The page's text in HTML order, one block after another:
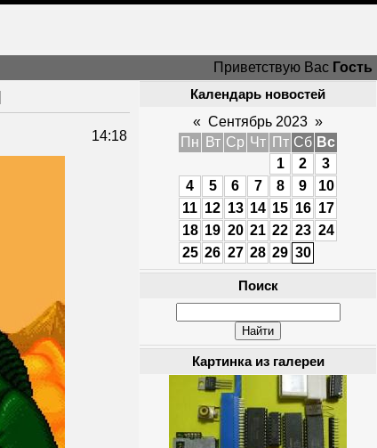
Приветствую Вас Гость
14:18
Календарь новостей
« Сентябрь 2023 »
Пн
Вт Ср Чт Пт Сб Вс
1
2
3
4
5 6 7 8 9
10
11 12 13 14 15 16 17
18 19 20 21 22 23 24
25 26 27 28 29 30
Поиск
Картинка из галереи